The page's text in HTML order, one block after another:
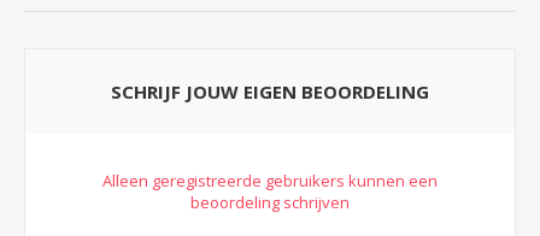
SCHRIJF JOUW EIGEN BEOORDELING
Alleen geregistreerde gebruikers kunnen een
beoordeling schrijven